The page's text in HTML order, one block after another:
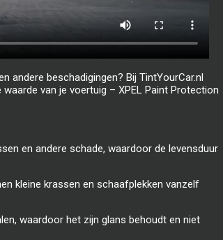
andere beschadigingen? Bij TintYourCar.nl
van je voertuig – XPEL Paint Protection
en andere schade, waardoor de levensduur
kleine krassen en schaafplekken vanzelf
waardoor het zijn glans behoudt en niet